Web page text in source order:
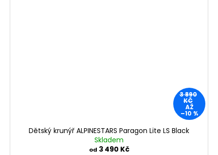
3 890
KČ
AŽ
–10 %
Dětský krunýř ALPINESTARS Paragon Lite LS Black
Skladem
od 3 490 Kč